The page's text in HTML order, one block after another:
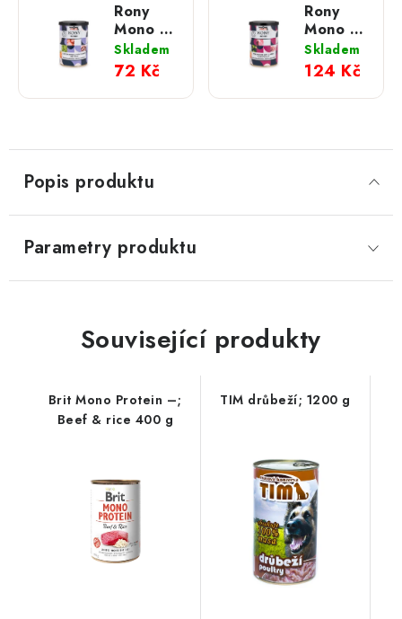
Rony
Mono –
Kuřecí
svalovina
s mrkví
a
Skladem
72 Kč
Rony
Mono –
Vepřová
svalovina
s mrkví
a
Skladem
124 Kč
Popis produktu
Parametry produktu
Související produkty
Brit Mono Protein –;
Beef & rice 400 g
TIM drůbeží; 1200 g